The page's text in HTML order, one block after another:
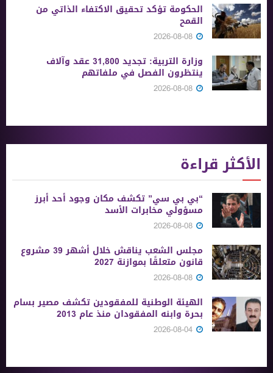
الحكومة تؤكد تحقيق الاكتفاء الذاتي من
القمح
وزارة التربية: تجديد 31,800 عقد وآلاف
ينتظرون الفصل في ملفاتهم
الأكثر قراءة
“بي بي سي” تكشف مكان وجود أحد أبرز
مسؤولي مخابرات الأسد
مجلس الشعب يناقش خلال أشهر 39 مشروع
قانون متعلقًا بموازنة 2027
الهيئة الوطنية للمفقودين تكشف مصير بسام
بحرة وابنه المفقودان منذ عام 2013